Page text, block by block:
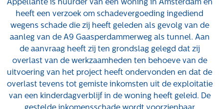
Concurrentiegerichte dialoog en tenderstrategie
Hoge Woerd in Ewijk
Pachtbeleid gemeente Valkenswaard: duurzame
pacht als instrument voor landbouw- en
watertransitie
Strategisch grondbeleid als motor voor
woningbouwversnelling Gemeente Vught
Over ons
Appellante is huurder van een woning in Amsterdam en
heeft een verzoek om schadevergoeding ingediend
wegens schade die zij heeft geleden als gevolg van de
aanleg van de A9 Gaasperdammerweg als tunnel. Aan
de aanvraag heeft zij ten grondslag gelegd dat zij
overlast van de werkzaamheden ten behoeve van de
uitvoering van het project heeft ondervonden en dat de
overlast tevens tot gemiste inkomsten uit de exploitatie
van een kinderdagverblijf in de woning heeft geleid. De